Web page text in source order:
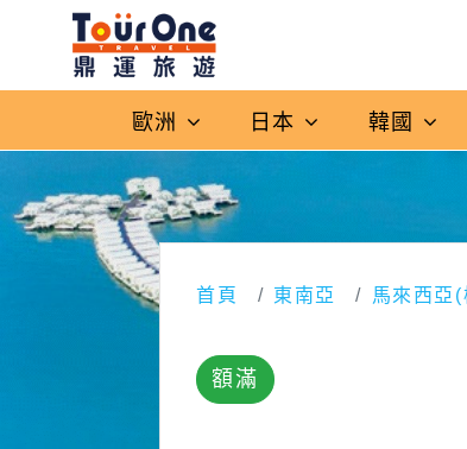
歐洲 日本 韓國
首頁 東南亞 馬來西亞
額滿